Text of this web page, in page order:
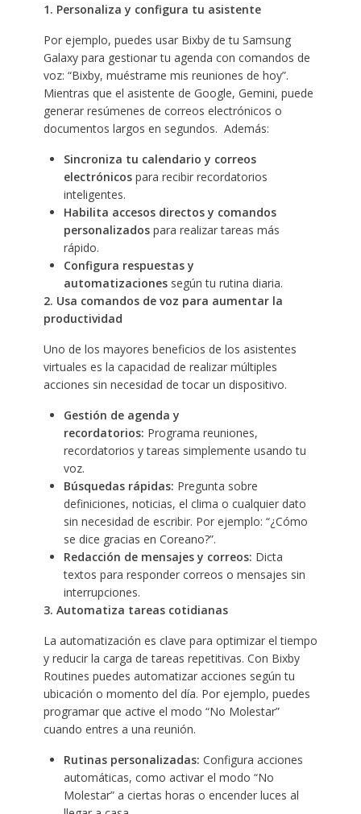
1. Personaliza y configura tu asistente
Por ejemplo, puedes usar Bixby de tu Samsung
Galaxy para gestionar tu agenda con comandos de
voz: “Bixby, muéstrame mis reuniones de hoy”.
Mientras que el asistente de Google, Gemini, puede
generar resúmenes de correos electrónicos o
documentos largos en segundos. Además:
Sincroniza tu calendario y correos
electrónicospara recibir recordatorios
inteligentes.
Habilita accesos directos y comandos
personalizadospara realizar tareas más
rápido.
Configura respuestas y
automatizacionessegún tu rutina diaria.
2. Usa comandos de voz para aumentar la
productividad
Uno de los mayores beneficios de los asistentes
virtuales es la capacidad de realizar múltiples
acciones sin necesidad de tocar un dispositivo.
Gestión de agenda y
recordatorios: Programa reuniones,
recordatorios y tareas simplemente usando tu
voz.
Búsquedas rápidas: Pregunta sobre
definiciones, noticias, el clima o cualquier dato
sin necesidad de escribir. Por ejemplo: “¿Cómo
se dice gracias en Coreano?”.
Redacción de mensajes y correos: Dicta
textos para responder correos o mensajes sin
interrupciones.
3. Automatiza tareas cotidianas
La automatización es clave para optimizar el tiempo
y reducir la carga de tareas repetitivas. Con Bixby
Routines puedes automatizar acciones según tu
ubicación o momento del día. Por ejemplo, puedes
programar que active el modo “No Molestar”
cuando entres a una reunión.
Rutinas personalizadas: Configura acciones
automáticas, como activar el modo “No
Molestar” a ciertas horas o encender luces al